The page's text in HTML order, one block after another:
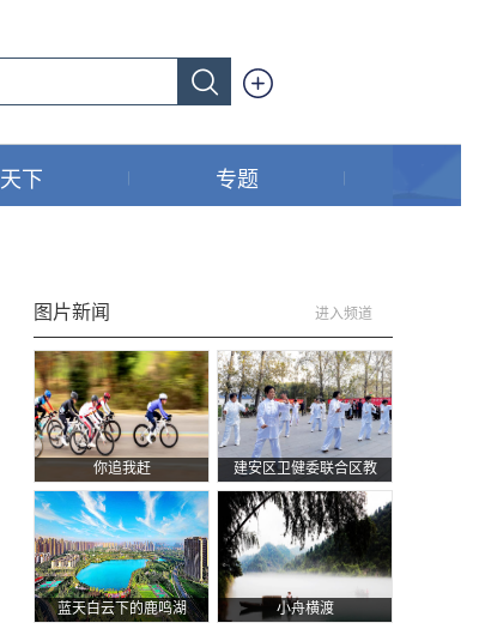
天下 专题
图片新闻 进入频道
你追我赶
建安区卫健委联合区教
体局在南湖游园开展“敬
老月”宣传暨全民健身气
功展演活动
蓝天白云下的鹿鸣湖 小舟横渡